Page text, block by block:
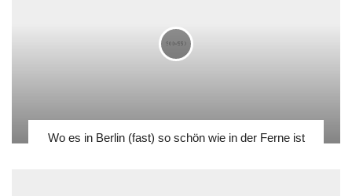
Wo es in Berlin (fast) so schön wie in der Ferne ist